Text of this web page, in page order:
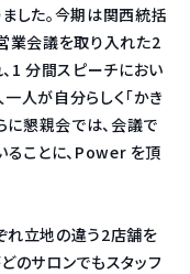
した。今期は関西統括
業会議を取り入れた2
1 分間スピーチにおい
人が自分らしく「かき
に懇親会では、会議で
ることに、Power を頂
れ立地の違う2店舗を
のサロンでもスタッフ